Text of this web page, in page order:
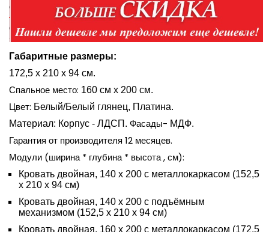
ОПИСАНИЕ
ПОДРОБНЕЕ О ТОВАРЕ
ОТЗЫВЫ
Габаритные размеры:
172,5 х 210 х 94 см.
Спальное место: 160 см х 200 см.
Цвет: Белый/Белый глянец, Платина.
Материал: Корпус - ЛДСП. Фасады- МДФ.
Гарантия от производителя 12 месяцев.
Модули (ширина * глубина * высота , см):
Кровать двойная, 140 х 200 с металлокаркасом (152,5
х 210 х 94 см)
Кровать двойная, 140 х 200 с подъёмным
механизмом (152,5 х 210 х 94 см)
Кровать двойная, 160 х 200 с металлокаркасом (172,5